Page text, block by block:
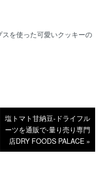
を使った可愛いクッキーの
塩トマト甘納豆-ドライフル
ーツを通販で-量り売り専門
店DRY FOODS PALACE »